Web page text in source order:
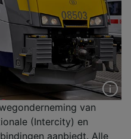
van
(Intercity) en
aanbiedt. Alle